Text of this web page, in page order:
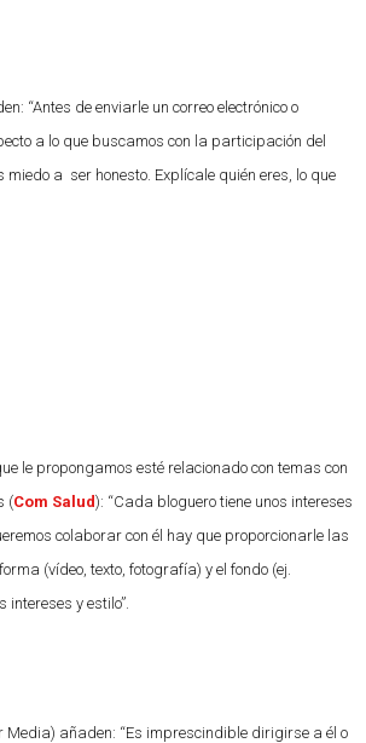
“Antes de enviarle un correo electrónico o
a lo que buscamos con la participación del
a ser honesto. Explícale quién eres, lo que
le propongamos esté relacionado con temas con
(Com Salud): “Cada bloguero tiene unos intereses
colaborar con él hay que proporcionarle las
(vídeo, texto, fotografía) y el fondo (ej.
y estilo”.
Media) añaden: “Es imprescindible dirigirse a él o